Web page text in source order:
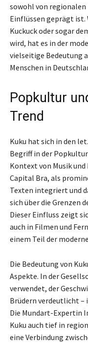
sowohl von
Einflüssen geprägt ist.
Kuckuck oder sogar
wird, hat es in der
vielseitige Bedeutung
Menschen in
Popkultur
Trend
Kuku hat sich in den
Begriff in der
Kontext von Musik
Capital Bra, als
Texten integriert und
sich über die Grenzen
Dieser Einfluss zeigt
auch in Filmen und
einem Teil der
Die Bedeutung von
Aspekte. In der
verwendet, der
Brüdern verdeutlicht –
Die Mundart-Expertin
Kuku auch tief in
eine Verbindung